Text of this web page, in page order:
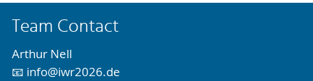
Team Contact
Arthur Nell
📧 info@iwr2026.de